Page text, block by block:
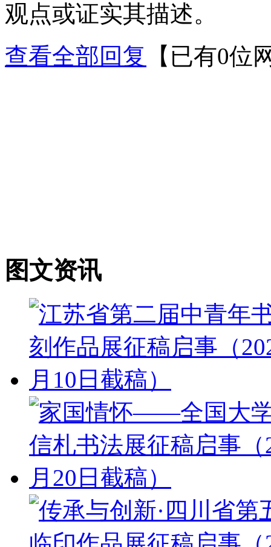
观点或证实其描述。
查看全部回复
【已有0位
图文资讯